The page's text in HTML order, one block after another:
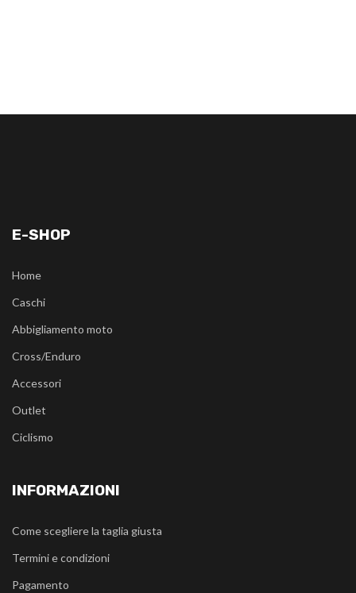
E-SHOP
Home
Caschi
Abbigliamento moto
Cross/Enduro
Accessori
Outlet
Ciclismo
INFORMAZIONI
Come scegliere la taglia giusta
Termini e condizioni
Pagamento